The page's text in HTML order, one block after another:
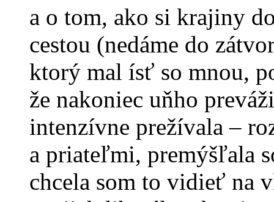
a o tom, ako si krajiny
cestou (nedáme do
ktorý mal ísť so mnou,
že nakoniec uňho
intenzívne prežívala –
a priateľmi, premýšľala
chcela som to vidieť na